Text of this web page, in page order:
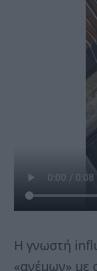
Η γνωστή
«ανέμων» με